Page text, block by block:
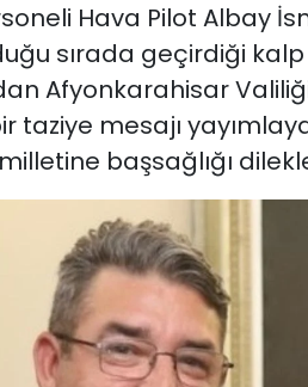
Hava Pilot Albay
sırada geçirdiği
Afyonkarahisar
taziye mesajı
başsağlığı